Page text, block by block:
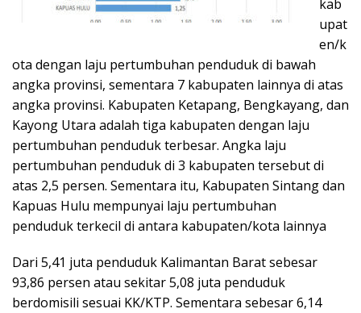
kab
upat
en/k
ota dengan laju pertumbuhan penduduk di bawah
angka provinsi, sementara 7 kabupaten lainnya di atas
angka provinsi. Kabupaten Ketapang, Bengkayang, dan
Kayong Utara adalah tiga kabupaten dengan laju
pertumbuhan penduduk terbesar. Angka laju
pertumbuhan penduduk di 3 kabupaten tersebut di
atas 2,5 persen. Sementara itu, Kabupaten Sintang dan
Kapuas Hulu mempunyai laju pertumbuhan
penduduk terkecil di antara kabupaten/kota lainnya
Dari 5,41 juta penduduk Kalimantan Barat sebesar
93,86 persen atau sekitar 5,08 juta penduduk
berdomisili sesuai KK/KTP. Sementara sebesar 6,14